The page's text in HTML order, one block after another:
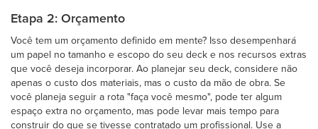
Etapa 2: Orçamento
Você tem um orçamento definido em mente? Isso desempenhará
um papel no tamanho e escopo do seu deck e nos recursos extras
que você deseja incorporar. Ao planejar seu deck, considere não
apenas o custo dos materiais, mas o custo da mão de obra. Se
você planeja seguir a rota "faça você mesmo", pode ter algum
espaço extra no orçamento, mas pode levar mais tempo para
construir do que se tivesse contratado um profissional. Use a